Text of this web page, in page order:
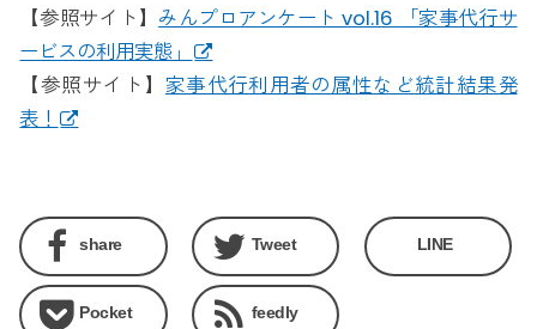
【参照サイト】 みんプロアンケート vol.16 「家事代行サ
ービスの利用実態」
【参照サイト】 家事代行利用者の属性など統計結果発
表！
share Tweet LINE
Pocket feedly